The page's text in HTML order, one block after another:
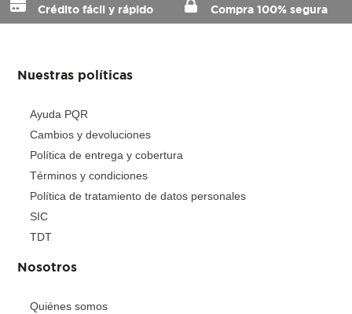
Crédito fácil y rápido Compra 100% segura
Nuestras políticas
Ayuda PQR
Cambios y devoluciones
Política de entrega y cobertura
Términos y condiciones
Política de tratamiento de datos personales
SIC
TDT
Nosotros
Quiénes somos